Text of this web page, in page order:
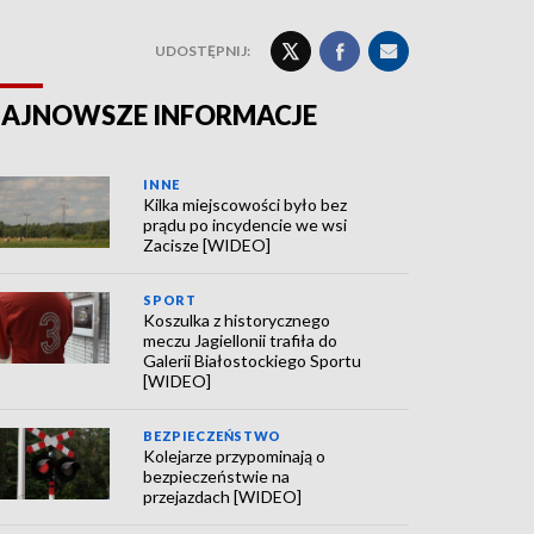
UDOSTĘPNIJ:
INFORMACJE
INNE
Kilka miejscowości było bez
prądu po incydencie we wsi
Zacisze [WIDEO]
SPORT
Koszulka z historycznego
meczu Jagiellonii trafiła do
Galerii Białostockiego Sportu
[WIDEO]
BEZPIECZEŃSTWO
Kolejarze przypominają o
bezpieczeństwie na
przejazdach [WIDEO]